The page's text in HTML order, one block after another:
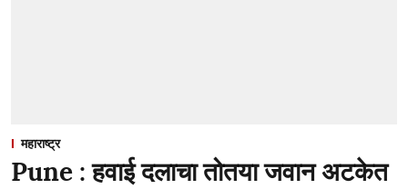
महाराष्ट्र
Pune : हवाई दलाचा तोतया जवान अटकेत